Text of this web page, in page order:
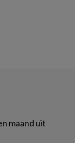
maand uit